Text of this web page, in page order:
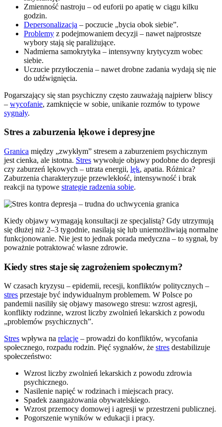
Zmienność nastroju – od euforii po apatię w ciągu kilku
godzin.
Depersonalizacja – poczucie „bycia obok siebie”.
Problemy z podejmowaniem decyzji – nawet najprostsze
wybory stają się paraliżujące.
Nadmierna samokrytyka – intensywny krytycyzm wobec
siebie.
Uczucie przytłoczenia – nawet drobne zadania wydają się nie
do udźwignięcia.
Pogarszający się stan psychiczny często zauważają najpierw bliscy
– wycofanie, zamknięcie w sobie, unikanie rozmów to typowe
sygnały.
Stres a zaburzenia lękowe i depresyjne
Granica między „zwykłym” stresem a zaburzeniem psychicznym
jest cienka, ale istotna. Stres wywołuje objawy podobne do depresji
czy zaburzeń lękowych – utrata energii, lęk, apatia. Różnica?
Zaburzenia charakteryzuje przewlekłość, intensywność i brak
reakcji na typowe strategie radzenia sobie.
Kiedy objawy wymagają konsultacji ze specjalistą? Gdy utrzymują
się dłużej niż 2–3 tygodnie, nasilają się lub uniemożliwiają normalne
funkcjonowanie. Nie jest to jednak porada medyczna – to sygnał, by
poważnie potraktować własne zdrowie.
Kiedy stres staje się zagrożeniem społecznym?
W czasach kryzysu – epidemii, recesji, konfliktów politycznych –
stres przestaje być indywidualnym problemem. W Polsce po
pandemii nasiliły się objawy masowego stresu: wzrost agresji,
konflikty rodzinne, wzrost liczby zwolnień lekarskich z powodu
„problemów psychicznych”.
Stres wpływa na relacje – prowadzi do konfliktów, wycofania
społecznego, rozpadu rodzin. Pięć sygnałów, że stres destabilizuje
społeczeństwo:
Wzrost liczby zwolnień lekarskich z powodu zdrowia
psychicznego.
Nasilenie napięć w rodzinach i miejscach pracy.
Spadek zaangażowania obywatelskiego.
Wzrost przemocy domowej i agresji w przestrzeni publicznej.
Pogorszenie wyników w edukacji i pracy.